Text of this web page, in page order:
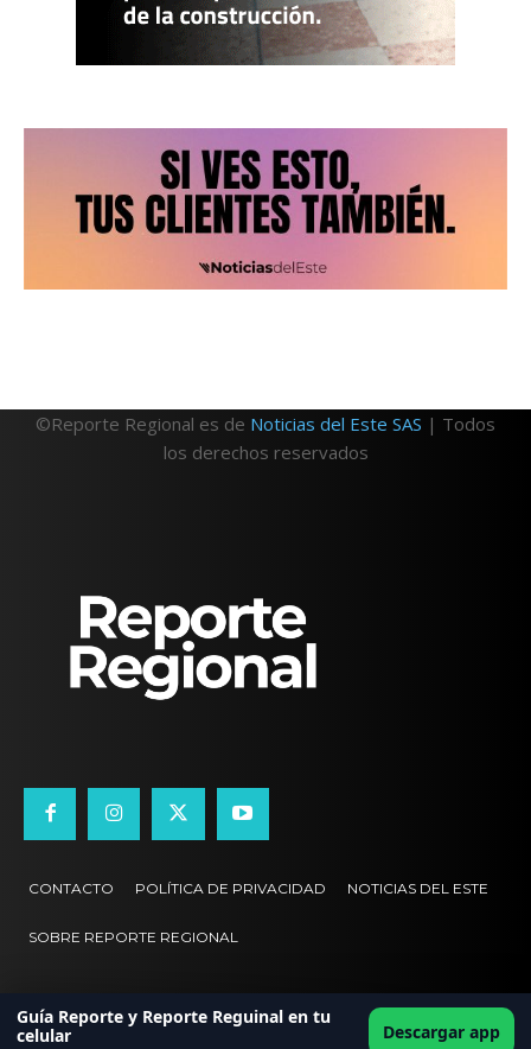
©Reporte Regional es de Noticias del Este SAS | Todos
los derechos reservados
CONTACTO POLÍTICA DE PRIVACIDAD NOTICIAS DEL ESTE
SOBRE REPORTE REGIONAL
Guía Reporte y Reporte Reguinal en tu
celular
Descargar app